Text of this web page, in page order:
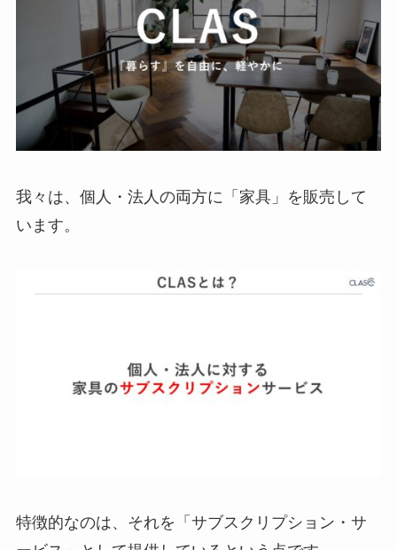
我々は、個人・法人の両方に「家具」を販売して
います。
特徴的なのは、それを「サブスクリプション・サ